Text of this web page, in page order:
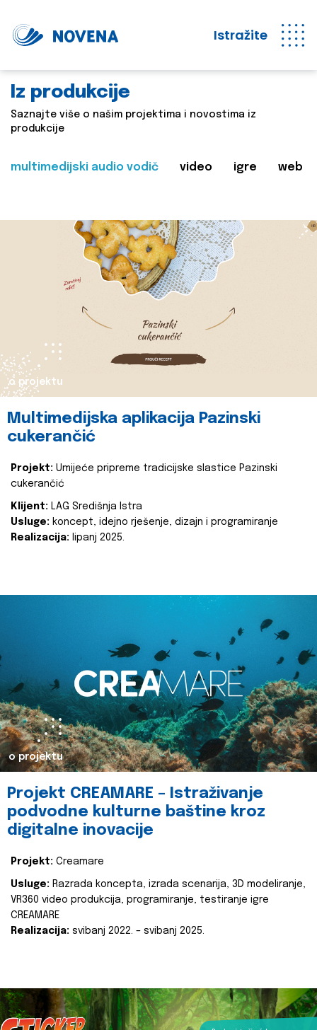
Istražite
Iz produkcije
Saznajte više o našim projektima i novostima iz
produkcije
multimedijski audio vodič video igre web
o projektu
Multimedijska aplikacija Pazinski
cukerančić
Projekt: Umijeće pripreme tradicijske slastice Pazinski
cukerančić
Klijent: LAG Središnja Istra
Usluge: koncept, idejno rješenje, dizajn i programiranje
Realizacija: lipanj 2025.
o projektu
Projekt CREAMARE – Istraživanje
podvodne kulturne baštine kroz
digitalne inovacije
Projekt: Creamare
Usluge: Razrada koncepta, izrada scenarija, 3D modeliranje,
VR360 video produkcija, programiranje, testiranje igre
CREAMARE
Realizacija: svibanj 2022. – svibanj 2025.